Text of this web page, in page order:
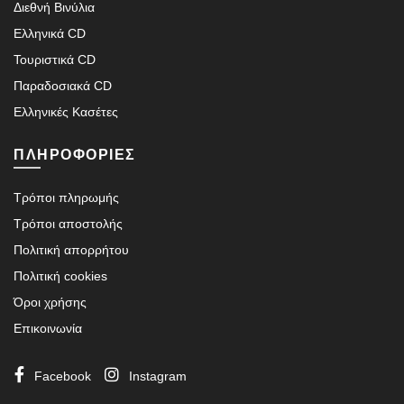
Διεθνή Βινύλια
Ελληνικά CD
Τουριστικά CD
Παραδοσιακά CD
Ελληνικές Κασέτες
ΠΛΗΡΟΦΟΡΙΕΣ
Τρόποι πληρωμής
Τρόποι αποστολής
Πολιτική απορρήτου
Πολιτική cookies
Όροι χρήσης
Επικοινωνία
Facebook Instagram